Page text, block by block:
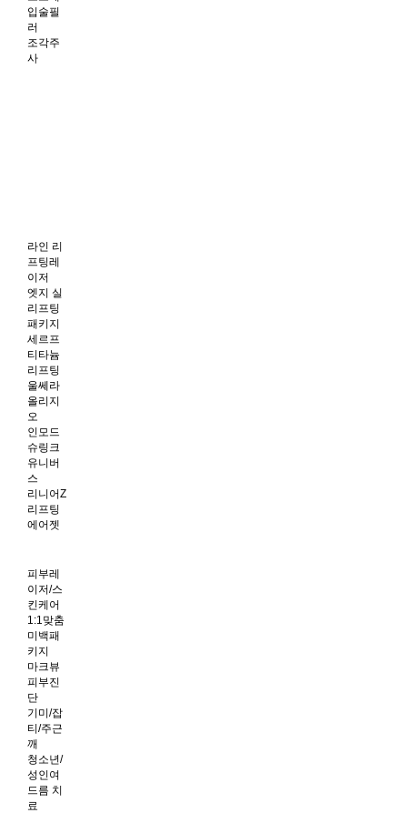
입술필
러
조각주
사
라인 리
프팅레
이저
엣지 실
리프팅
패키지
세르프
티타늄
리프팅
울쎄라
올리지
오
인모드
슈링크
유니버
스
리니어Z
리프팅
에어젯
피부레
이저/스
킨케어
1:1맞춤
미백패
키지
마크뷰
피부진
단
기미/잡
티/주근
깨
청소년/
성인여
드름 치
료